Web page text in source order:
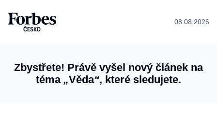
08.08.2026
Zbystřete! Právě vyšel nový článek na
téma „Věda“, které sledujete.